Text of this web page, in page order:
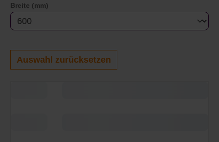
Breite (mm)
Auswahl zurücksetzen